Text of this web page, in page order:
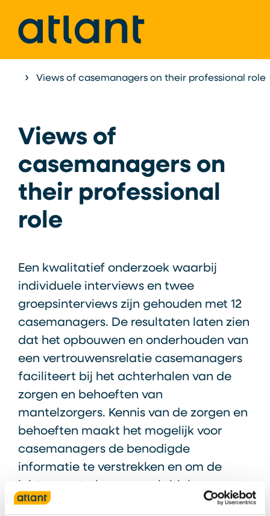
Home Atlant als Expertisecentrum Onderzoek
Views of casemanagers on their professional role
Views of
casemanagers on
their professional
role
Een kwalitatief onderzoek waarbij
individuele interviews en twee
groepsinterviews zijn gehouden met 12
casemanagers. De resultaten laten zien
dat het opbouwen en onderhouden van
een vertrouwensrelatie casemanagers
faciliteert bij het achterhalen van de
zorgen en behoeften van
mantelzorgers. Kennis van de zorgen en
behoeften maakt het mogelijk voor
casemanagers de benodigde
informatie te verstrekken en om de
momenten. Het begeleiden van patiënt